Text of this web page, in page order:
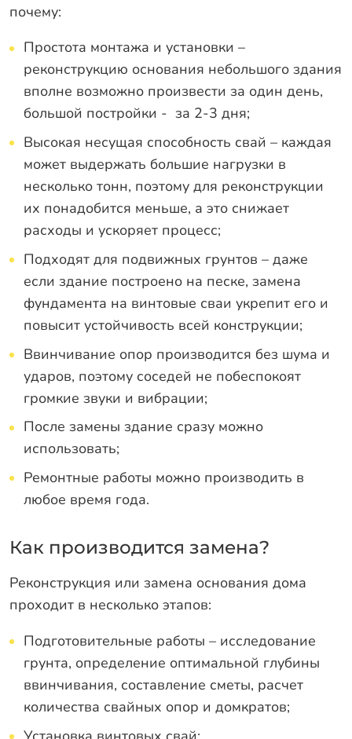
почему:
Простота монтажа и установки –
реконструкцию основания небольшого здания
вполне возможно произвести за один день,
большой постройки - за 2-3 дня;
Высокая несущая способность свай – каждая
может выдержать большие нагрузки в
несколько тонн, поэтому для реконструкции
их понадобится меньше, а это снижает
расходы и ускоряет процесс;
Подходят для подвижных грунтов – даже
если здание построено на песке, замена
фундамента на винтовые сваи укрепит его и
повысит устойчивость всей конструкции;
Ввинчивание опор производится без шума и
ударов, поэтому соседей не побеспокоят
громкие звуки и вибрации;
После замены здание сразу можно
использовать;
Ремонтные работы можно производить в
любое время года.
Как производится замена?
Реконструкция или замена основания дома
проходит в несколько этапов:
Подготовительные работы – исследование
грунта, определение оптимальной глубины
ввинчивания, составление сметы, расчет
количества свайных опор и домкратов;